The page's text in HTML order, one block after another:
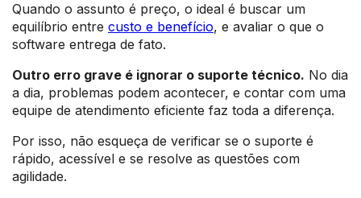
Quando o assunto é preço, o ideal é buscar um
equilíbrio entre custo e benefício, e avaliar o que o
software entrega de fato.
Outro erro grave é ignorar o suporte técnico. No dia
a dia, problemas podem acontecer, e contar com uma
equipe de atendimento eficiente faz toda a diferença.
Por isso, não esqueça de verificar se o suporte é
rápido, acessível e se resolve as questões com
agilidade.